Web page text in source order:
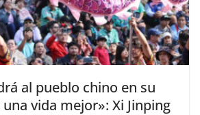
al pueblo chino en su
vida mejor»: Xi Jinping